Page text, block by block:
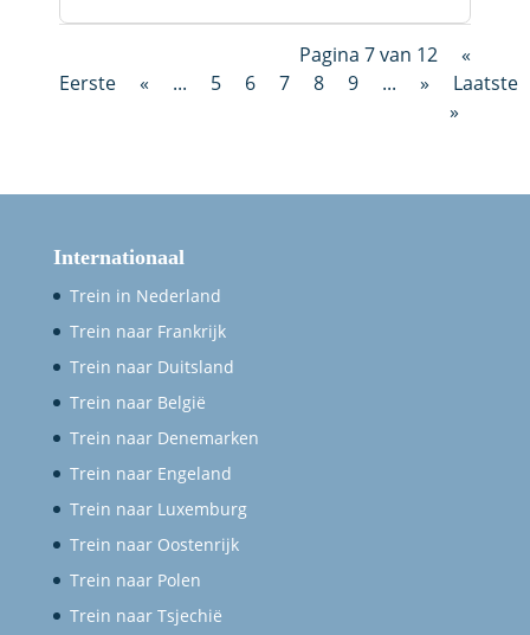
Pagina 7 van 12
«
Eerste
« ... 5 6 7 8 9 ... »
Laatste
»
Internationaal
Trein in Nederland
Trein naar Frankrijk
Trein naar Duitsland
Trein naar België
Trein naar Denemarken
Trein naar Engeland
Trein naar Luxemburg
Trein naar Oostenrijk
Trein naar Polen
Trein naar Tsjechië